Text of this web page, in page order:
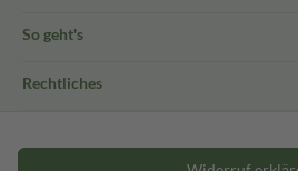
So geht's
Rechtliches